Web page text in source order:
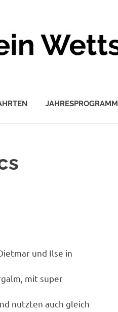
JAHRESPROGRAMM
und Ilse in
mit super
nutzten auch gleich